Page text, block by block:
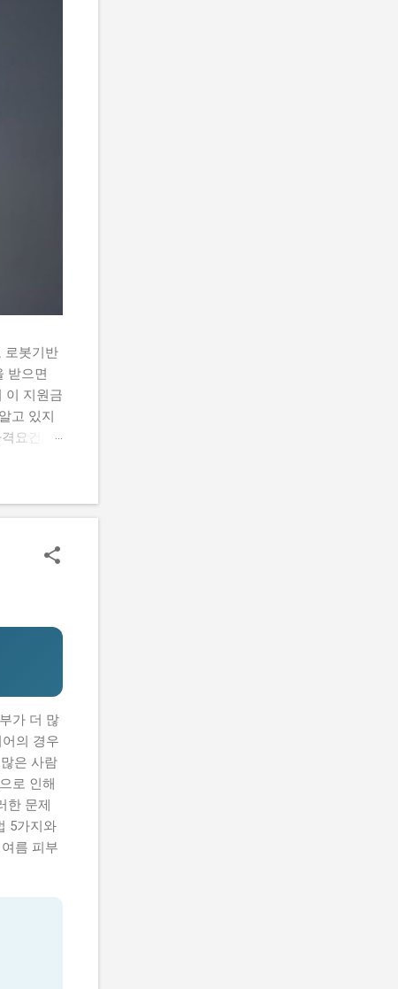
로봇기반
받으면
이 지원금
고 있지
요건, 지
의 공통
건, 지원
까? 신
기 기
수 있어
가 더 많
의 경우
은 사람
로 인해
문제
5가지와
름 피부